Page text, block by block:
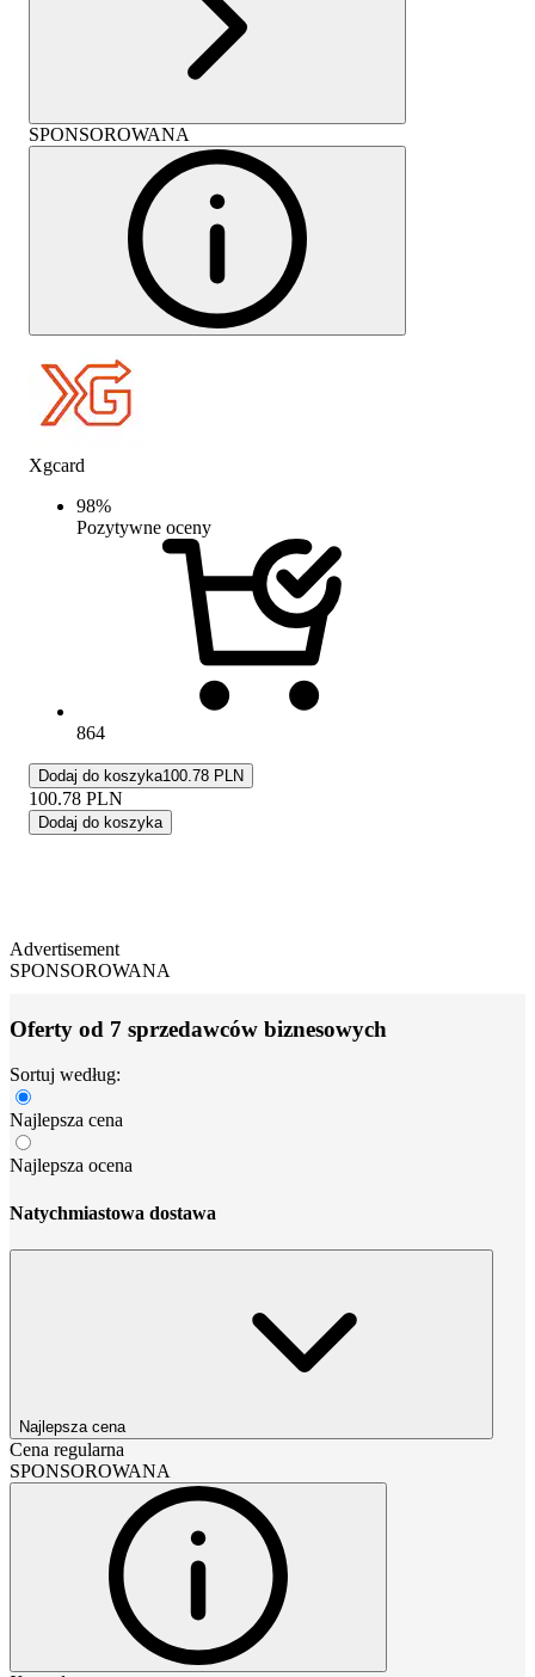
SPONSOROWANA
Xgcard
98%
Pozytywne oceny
864
Dodaj do koszyka100.78 PLN
100.78 PLN
Dodaj do koszyka
Advertisement
SPONSOROWANA
Oferty od 7 sprzedawców biznesowych
Sortuj według:
Najlepsza cena
Najlepsza ocena
Natychmiastowa dostawa
Najlepsza cena
Cena regularna
SPONSOROWANA